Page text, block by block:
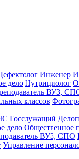
Инженер
дело Нутрициолог
ВУЗ,
классов
Госслужащий
дело Общественное
ВУЗ, СПО
Управление